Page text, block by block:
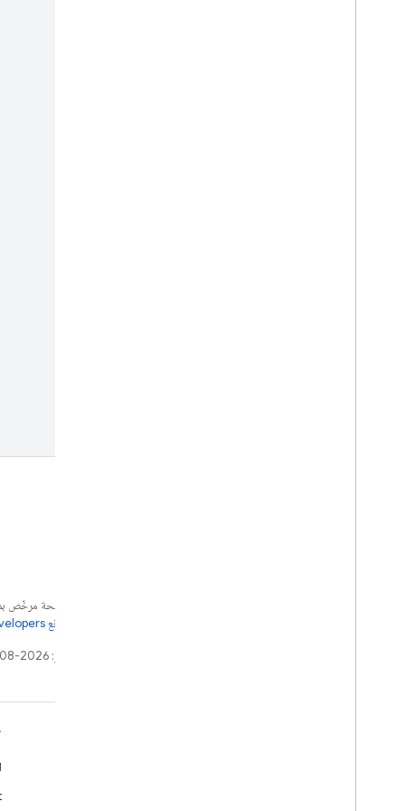
إنّ محتوى هذه الصفحة مرخّص
سياسات موقع Google Developers‏
تاريخ التعديل الأخير: 2026-08-04 (حسب التوقيت العالمي المتفَّق عليه)